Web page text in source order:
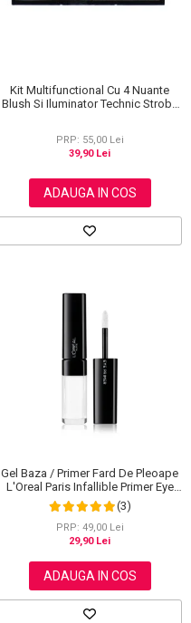
Kit Multifunctional Cu 4 Nuante
Blush Si Iluminator Technic Strobe
PRP: 55,00 Lei
39,90 Lei
ADAUGA IN COS
Gel Baza / Primer Fard De Pleoape
L'Oreal Paris Infallible Primer Eye
Shadow Base 100, 3 ml
(3)
PRP: 49,00 Lei
29,90 Lei
ADAUGA IN COS